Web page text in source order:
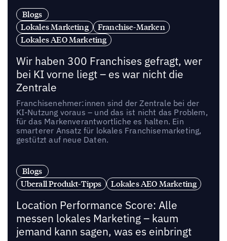
Blogs
Lokales Marketing
Franchise-Marken
Lokales AEO Marketing
Wir haben 300 Franchises gefragt, wer
bei KI vorne liegt – es war nicht die
Zentrale
Franchisenehmer:innen sind der Zentrale bei der
KI-Nutzung voraus – und das ist nicht das Problem,
für das Markenverantwortliche es halten. Ein
smarterer Ansatz für lokales Franchisemarketing,
gestützt auf neue Daten.
Blogs
Uberall Produkt-Tipps
Lokales AEO Marketing
Location Performance Score: Alle
messen lokales Marketing – kaum
jemand kann sagen, was es einbringt